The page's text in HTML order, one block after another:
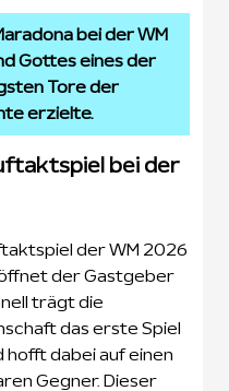
bei der WM
Gottes eines der
Tore der
erzielte.
bei der
der WM 2026
der Gastgeber
trägt die
das erste Spiel
hofft dabei auf einen
Gegner. Dieser